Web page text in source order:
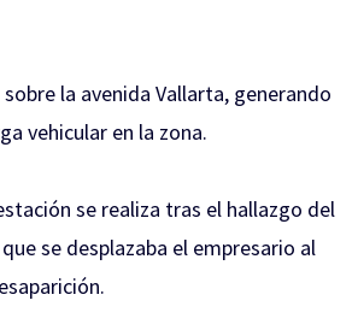
la avenida Vallarta, generando
vehicular en la zona.
se realiza tras el hallazgo del
se desplazaba el empresario al